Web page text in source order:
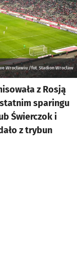
Wrocławiu /fot. Stadion Wrocław
z Rosją
sparingu
Świerczok i
z trybun